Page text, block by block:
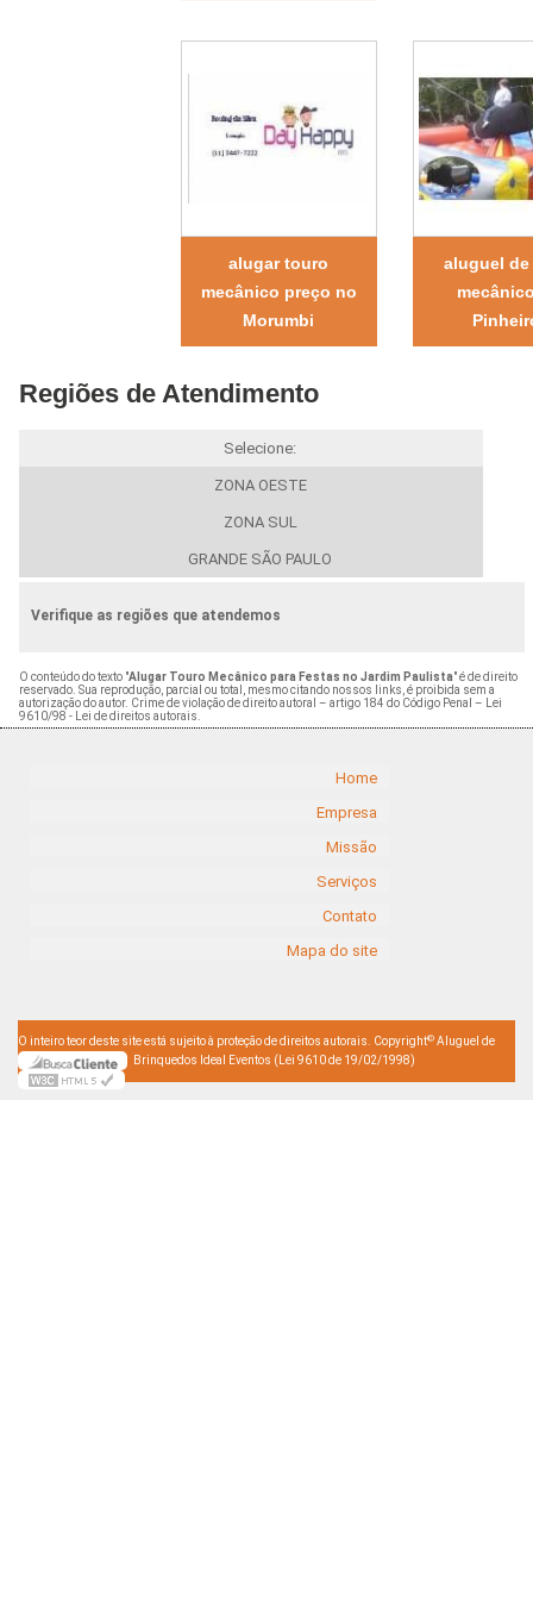
alugar touro
mecânico preço no
Morumbi
aluguel
Regiões de Atendimento
Selecione:
ZONA OESTE
ZONA SUL
GRANDE SÃO PAULO
Verifique as regiões que atendemos
O conteúdo do texto "Alugar Touro Mecânico para Festas no Jardim Paulista" é de direito
reservado. Sua reprodução, parcial ou total, mesmo citando nossos links, é proibida sem a
autorização do autor. Crime de violação de direito autoral – artigo 184 do Código Penal –
Lei
9610/98 - Lei de direitos autorais
Home
Empresa
Missão
Serviços
Contato
Mapa do site
O inteiro teor deste site está sujeito à proteção de direitos autorais. Copyright© Aluguel de
Brinquedos Ideal Eventos (Lei 9610 de 19/02/1998)